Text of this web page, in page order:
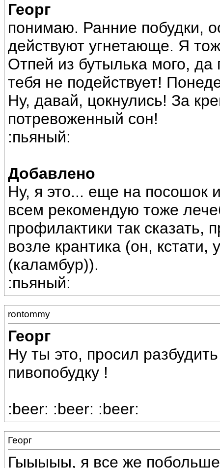
Георг
понимаю. Ранние побудки,
действуют угнетающе. Я
Отпей из бутылька мого,
тебя не подействует!
Ну, давай, цокнулись! За
потревоженный сон!
:пьяный:
Добавлено
Ну, я это... еще на посошок
всем рекомендую тоже
профилактики так сказать,
возле крантика (он, кстати,
(каламбур)).
:пьяный:
rontommy
Георг
Ну ты это, просил
пивопобудку !
:beer: :beer: :beer:
Георг
Гыыыыы, я все же